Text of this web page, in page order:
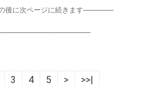
後に次ページに続きます-----------------
3 4 5 > >>|